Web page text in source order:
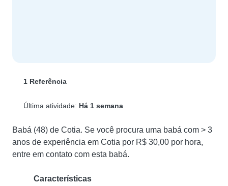
1 Referência
Última atividade: Há 1 semana
Babá (48) de Cotia. Se você procura uma babá com > 3
anos de experiência em Cotia por R$ 30,00 por hora,
entre em contato com esta babá.
Características